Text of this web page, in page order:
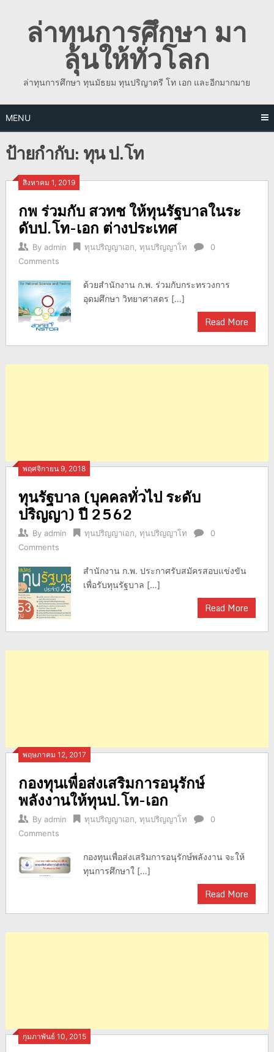
contentล่าทุนการศึกษา มา
ลุ้นให้ทั่วโลก
ล่าทุนการศึกษา ทุนมัธยม ทุนปริญาตรี โท เอก และอีกมากมาย
MENU
ป้ายกำกับ:ทุน ป.โท
สิงหาคม 1, 2019
กพ ร่วมกับ สวทช ให้ทุนรัฐบาลในระ
ดับป.โท-เอก ต่างประเทศ
By admin ทุนปริญญาเอก ทุนปริญญาโท
0
Comments
ด้วยสำนักงาน ก.พ. ร่วมกับกระทรวงการ
อุดมศึกษา วิทยาศาสตร […]
Read More
พฤศจิกายน 9, 2018
ทุนรัฐบาล (บุคคลทั่วไป ระดับ
ปริญญา) ปี 2562
By admin ทุนปริญญาเอก ทุนปริญญาโท
0
Comments
สำนักงาน ก.พ. ประกาศรับสมัครสอบแข่งขัน
เพื่อรับทุนรัฐบาล […]
Read More
พฤษภาคม 12, 2017
กองทุนเพื่อส่งเสริมการอนุรักษ์
พลังงานให้ทุนป.โท-เอก
By admin ทุนปริญญาเอก, ทุนปริญญาโท
0
Comments
กองทุนเพื่อส่งเสริมการอนุรักษ์พลังงาน จะให้
ทุนการศึกษาใ […]
Read More
กุมภาพันธ์ 10, 2015